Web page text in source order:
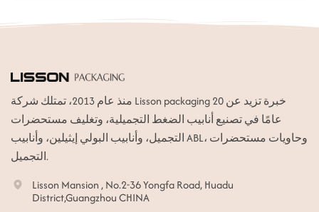
منذ عام 2013، تمتلك شركة Lisson packaging خبرة تزيد عن 20
عامًا في تصنيع أنابيب الضغط التجميلية، وتغليف مستحضرات
التجميل، وأنابيب البولي إيثيلين، وأنابيب ABL، وحاويات مستحضرات
التجميل.
Lisson Mansion , No.2-36 Yongfa Road, Huadu
District,Guangzhou CHINA